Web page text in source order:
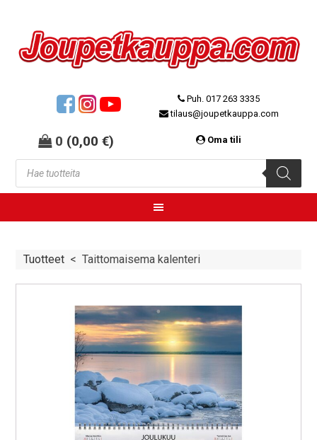
0 (0,00€)
Puh. 017 263 3335
tilaus@joupetkauppa.com
Oma tili
Tuotteet <Taittomaisema kalenteri